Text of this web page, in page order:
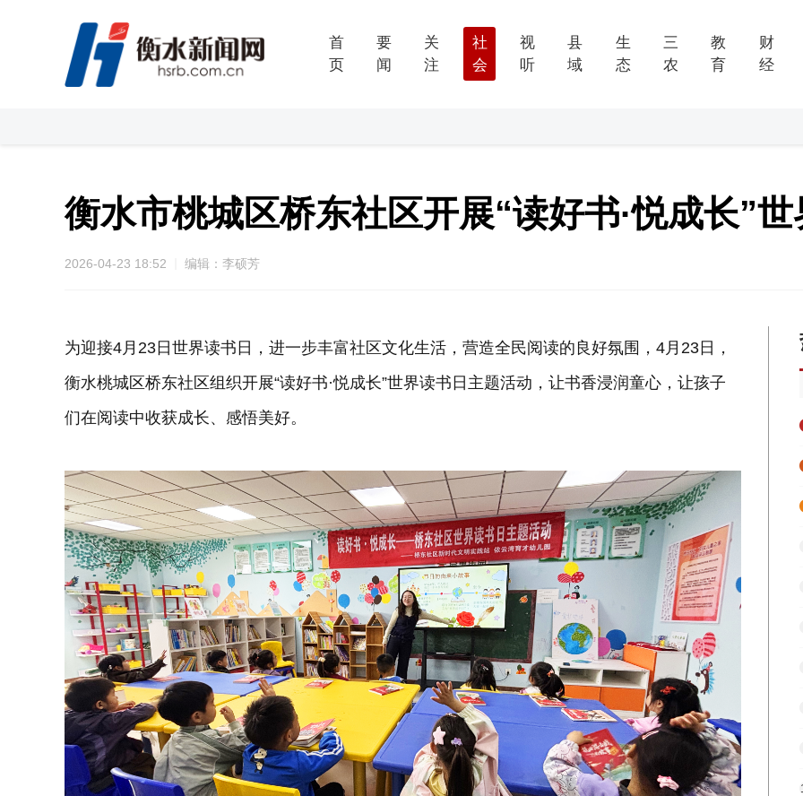
首
页
要
闻
关
注
社
会
视
听
县
域
生
态
三
农
教
育
财
经
衡水市桃城区桥东社区开展“读好书·悦成长”
2026-04-23 18:52 编辑：李硕芳
为迎接4月23日世界读书日，进一步丰富社区文化生活，营造全民阅读的良好氛围，4月23日，
衡水桃城区桥东社区组织开展“读好书·悦成长”世界读书日主题活动，让书香浸润童心，让孩子
们在阅读中收获成长、感悟美好。